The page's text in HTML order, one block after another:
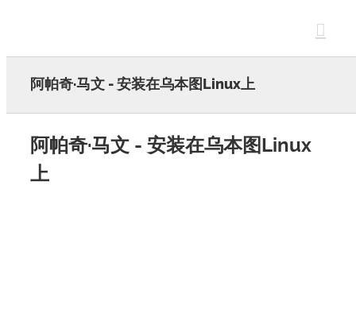
阿帕奇·马文 - 安装在乌本图Linux上
阿帕奇·马文 - 安装在乌本图Linux
上